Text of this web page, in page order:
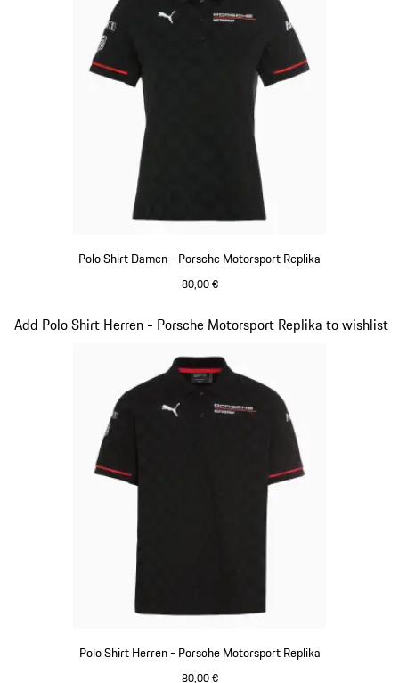
Polo Shirt Damen - Porsche Motorsport Replika
80,00 €
Polo Shirt Herren - Porsche Motorsport Replika
80,00 €
Add Polo Shirt Herren - Porsche Motorsport Replika to wishlist
Slide 10 von 20